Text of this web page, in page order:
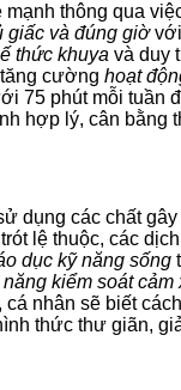
thông qua
giấc và đúng giờvới
thức khuya và duy
tăng cườnghoạt
75 phút mỗi tuần
hợp lý, cân bằng
dụng các chất
lệ thuộc, các
dục kỹ năng sống
năng kiểm soát cảm
cá nhân sẽ biết
thức thư giãn,